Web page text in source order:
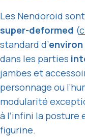
Les Nendoroid
super-deformed (
standard d’environ
dans les parties
jambes et
personnage ou
modularité
à l’infini la posture
figurine.